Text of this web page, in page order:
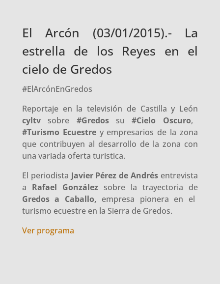
El Arcón (03/01/2015).- La
estrella de los Reyes en el
cielo de Gredos
#ElArcónEnGredos
Reportaje en la televisión de Castilla y León
cyltv sobre #Gredossu#Cielo Oscuro,
#Turismo Ecuestre y empresarios de la zona
que contribuyen al desarrollo de la zona con
una variada oferta turistica.
El periodista Javier Pérez de Andrés entrevista
a Rafael Gonzálezsobre la trayectoria de
Gredos a Caballo, empresa pionera en el
turismo ecuestre en la Sierra de Gredos.
Ver programa